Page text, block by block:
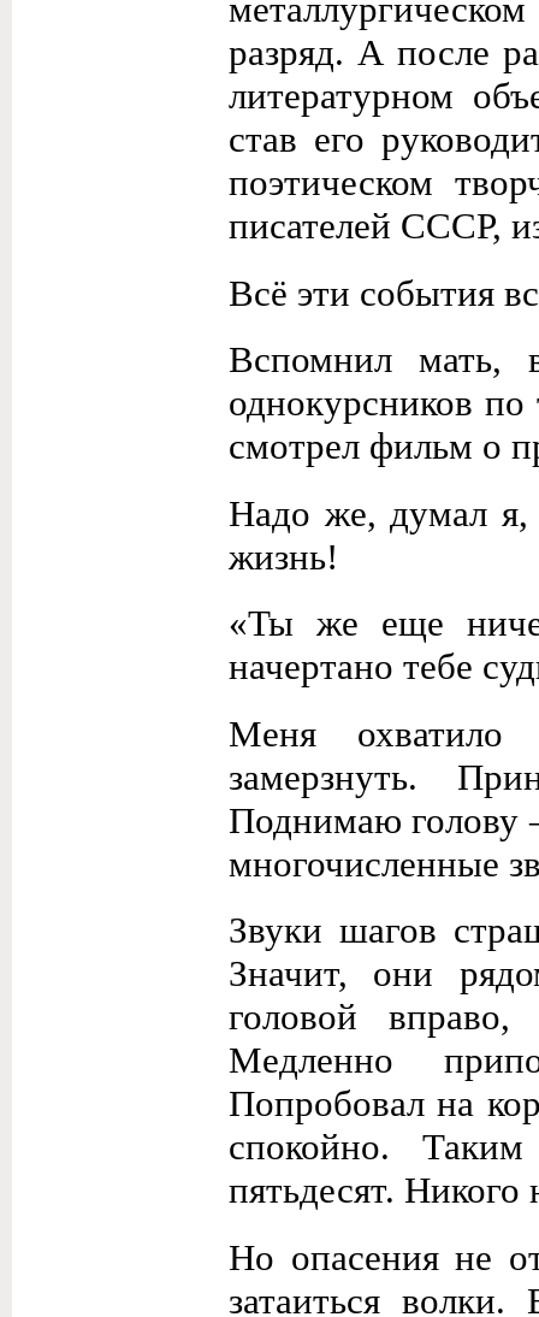
разряд. А после
литературном
став его
поэтическом
писателей СССР,
Всё эти события
Вспомнил мать,
однокурсников по
смотрел фильм о
Надо же, думал я,
жизнь!
«Ты же еще
начертано тебе
Меня
замерзнуть.
Поднимаю голову
многочисленные
Звуки шагов
Значит, они
головой
Медленно
Попробовал на
спокойно.
пятьдесят. Никого
Но опасения не
затаиться